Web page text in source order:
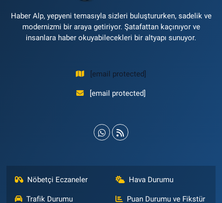
Haber Alp, yepyeni temasıyla sizleri buluştururken, sadelik ve
modernizmi bir araya getiriyor. Şatafattan kaçınıyor ve
insanlara haber okuyabilecekleri bir altyapı sunuyor.
[email protected]
[email protected]
Nöbetçi Eczaneler Hava Durumu
Trafik Durumu Puan Durumu ve Fikstür